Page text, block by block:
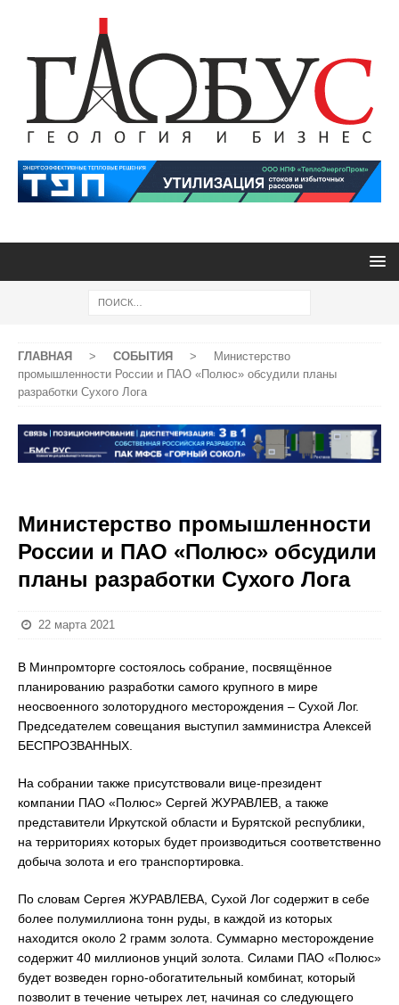
ГЛАВНАЯ > СОБЫТИЯ >
Министерство
промышленности России и ПАО «Полюс» обсудили планы
разработки Сухого Лога
Министерство промышленности
России и ПАО «Полюс» обсудили
планы разработки Сухого Лога
22 марта 2021
В Минпромторге состоялось собрание, посвящённое
планированию разработки самого крупного в мире
неосвоенного золоторудного месторождения – Сухой Лог.
Председателем совещания выступил замминистра Алексей
БЕСПРОЗВАННЫХ.
На собрании также присутствовали вице-президент
компании ПАО «Полюс» Сергей ЖУРАВЛЕВ, а также
представители Иркутской области и Бурятской республики,
на территориях которых будет производиться соответственно
добыча золота и его транспортировка.
По словам Сергея ЖУРАВЛЕВА, Сухой Лог содержит в себе
более полумиллиона тонн руды, в каждой из которых
находится около 2 грамм золота. Суммарно месторождение
содержит 40 миллионов унций золота. Силами ПАО «Полюс»
будет возведен горно-обогатительный комбинат, который
позволит в течение четырех лет, начиная со следующего